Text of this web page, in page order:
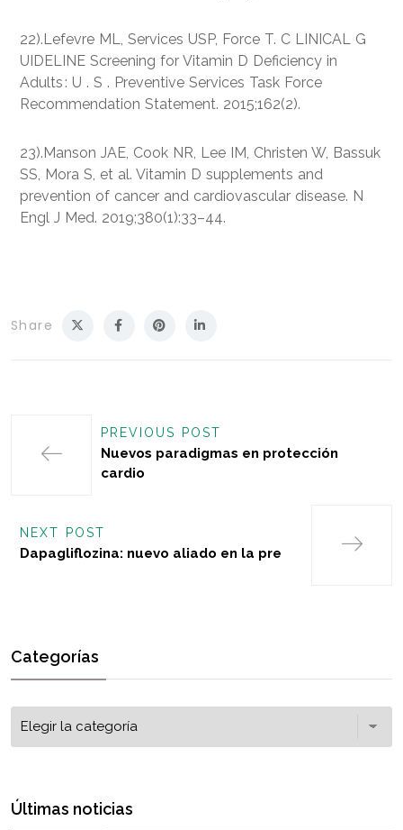
22).Lefevre ML, Services USP, Force T. C LINICAL G
UIDELINE Screening for Vitamin D Deficiency in
Adults : U . S . Preventive Services Task Force
Recommendation Statement. 2015;162(2).
23).Manson JAE, Cook NR, Lee IM, Christen W, Bassuk
SS, Mora S, et al. Vitamin D supplements and
prevention of cancer and cardiovascular disease. N
Engl J Med. 2019;380(1):33–44.
Share
PREVIOUS POST
Nuevos paradigmas en protección
cardio
NEXT POST
Dapagliflozina: nuevo aliado en la pre
Categorías
Últimas noticias